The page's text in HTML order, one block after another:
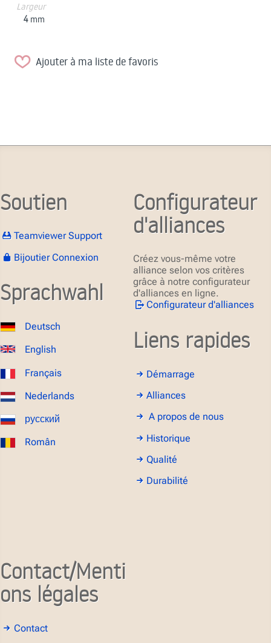
Largeur
4 mm
Ajouter à ma liste de favoris
Soutien
Teamviewer Support
Bijoutier Connexion
Sprachwahl
Deutsch
English
Français
Nederlands
русский
Român
Configurateur
d'alliances
Créez vous-même votre
alliance selon vos critères
grâce à notre configurateur
d'alliances en ligne.
Configurateur d'alliances
Liens rapides
Démarrage
Alliances
A propos de nous
Historique
Qualité
Durabilité
Contact/Menti
ons légales
Contact